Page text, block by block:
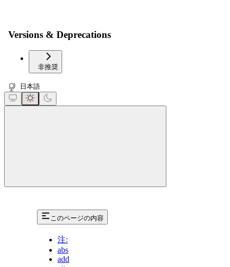
Versions & Deprecations
非推奨
日本語
このページの内容
注:
abs
add